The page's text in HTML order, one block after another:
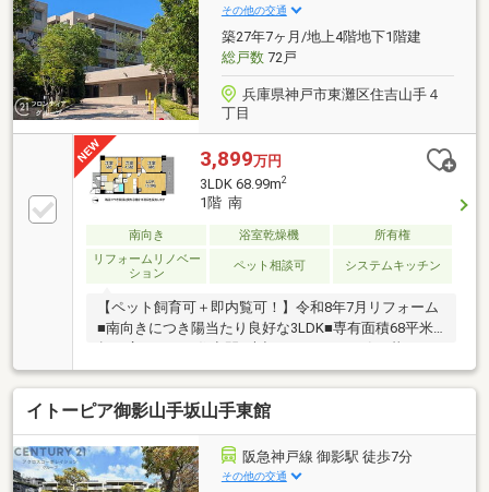
その他の交通
築27年7ヶ月/地上4階地下1階建
総戸数72戸
兵庫県神戸市東灘区住吉山手４
丁目
3,899万円
3LDK 68.99m2
1階 南
南向き 浴室乾燥機
所有権
リフォームリノベー
ション
ペット相談可 システムキッチン
【ペット飼育可＋即内覧可！】令和8年7月リフォーム
■南向きにつき陽当たり良好な3LDK■専有面積68平米
超で広々とした住空間■大切なペットと一緒に暮らせ
るリフォーム済マンション
イトーピア御影山手坂山手東館
阪急神戸線 御影駅 徒歩7分
その他の交通